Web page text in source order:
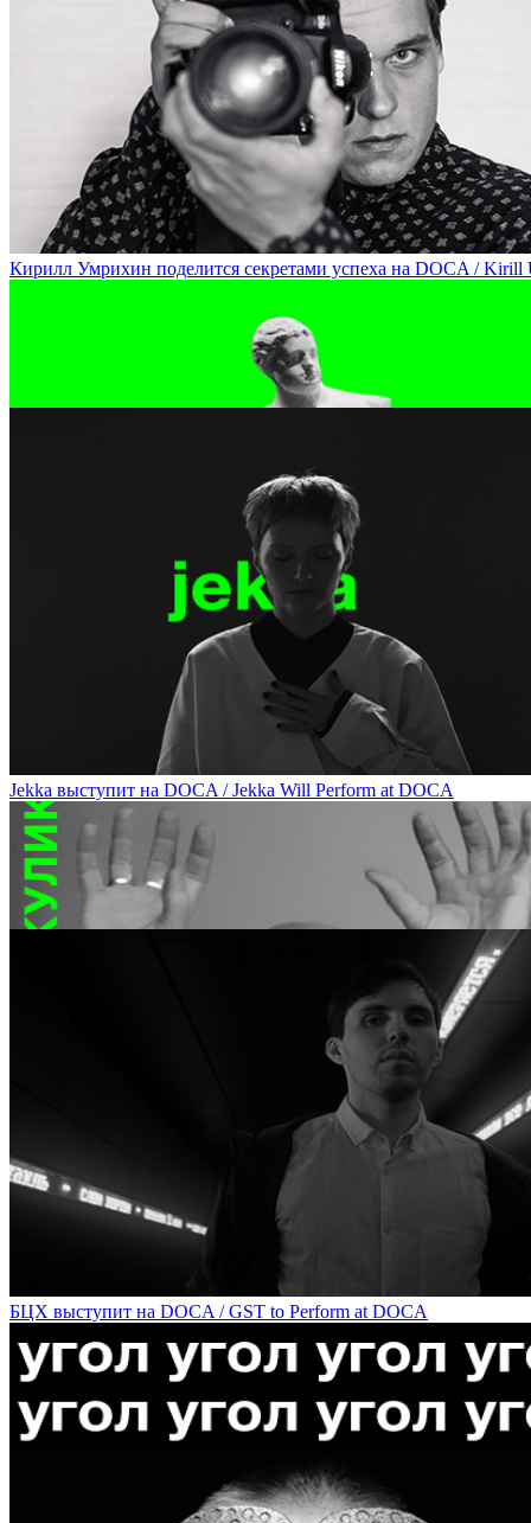
Алиса Таежная расскажет о концептуальных героях
Кирилл Умрихин поделится секретами успеха на DOCA / Kirill
Скульптор Гурген Петросян сравнит современное и
Jekka выступит на DOCA / Jekka Will Perform at DOCA
Олег Кулик расскажет о своей поездке на Burning Man на
БЦХ выступит на DOCA / GST to Perform at DOCA